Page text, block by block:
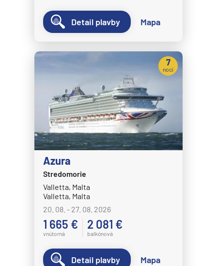
Detail plavby Mapa
Azura
Stredomorie
Valletta, Malta
Valletta, Malta
20. 08. - 27. 08. 2026
1 665 €
vnútorná
2 081 €
balkónová
7
nocí
Detail plavby Mapa